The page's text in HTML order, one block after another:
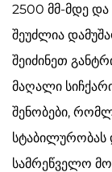
2500 მმ-მდე
შეუძლია
შეიძინეთ
მაღალი
შენობები,
სტაბილურობას
სამრეწველო